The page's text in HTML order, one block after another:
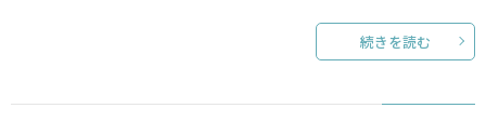
続きを読む